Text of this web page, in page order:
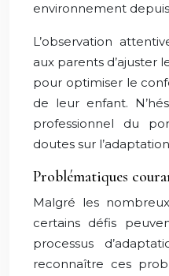
environnement
L’observation
aux parents d’ajuster
pour optimiser le
de leur enfant.
professionnel du
doutes sur
Problématiques
Malgré les
certains défis
processus
reconnaître ces